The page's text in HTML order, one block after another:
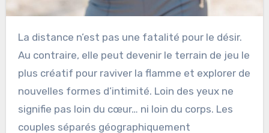
La distance n’est pas une fatalité pour le désir.
Au contraire, elle peut devenir le terrain de jeu le
plus créatif pour raviver la flamme et explorer de
nouvelles formes d’intimité. Loin des yeux ne
signifie pas loin du cœur… ni loin du corps. Les
couples séparés géographiquement